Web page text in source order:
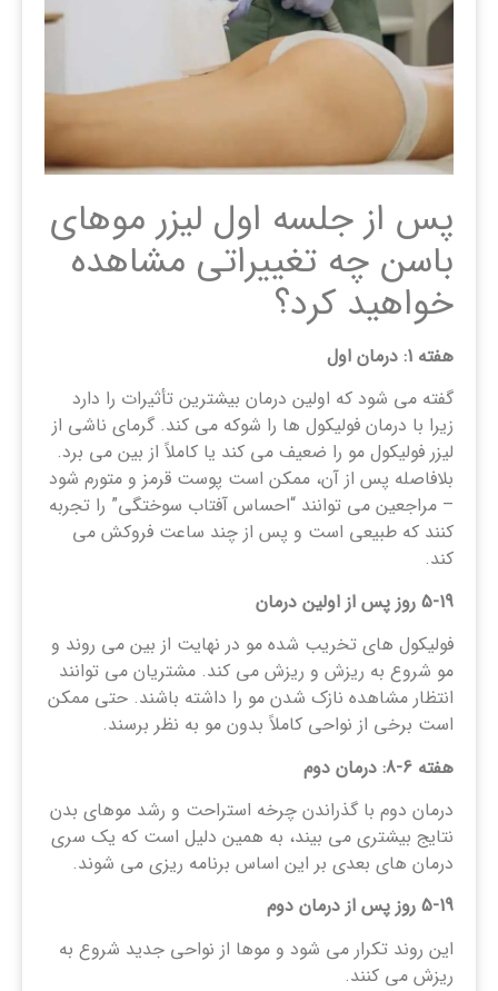
پس از جلسه اول لیزر موهای
باسن چه تغییراتی مشاهده
خواهید کرد؟
هفته 1: درمان اول
گفته می شود که اولین درمان بیشترین تأثیرات را دارد
زیرا با درمان فولیکول ها را شوکه می کند. گرمای ناشی از
لیزر فولیکول مو را ضعیف می کند یا کاملاً از بین می برد.
بلافاصله پس از آن، ممکن است پوست قرمز و متورم شود
– مراجعین می توانند “احساس آفتاب سوختگی” را تجربه
کنند که طبیعی است و پس از چند ساعت فروکش می
کند.
5-19 روز پس از اولین درمان
فولیکول های تخریب شده مو در نهایت از بین می روند و
مو شروع به ریزش و ریزش می کند. مشتریان می توانند
انتظار مشاهده نازک شدن مو را داشته باشند. حتی ممکن
است برخی از نواحی کاملاً بدون مو به نظر برسند.
هفته 6-8: درمان دوم
درمان دوم با گذراندن چرخه استراحت و رشد موهای بدن
نتایج بیشتری می ‌بیند، به همین دلیل است که یک سری
درمان ‌های بعدی بر این اساس برنامه ‌ریزی می ‌شوند.
5-19 روز پس از درمان دوم
این روند تکرار می شود و موها از نواحی جدید شروع به
ریزش می کنند.